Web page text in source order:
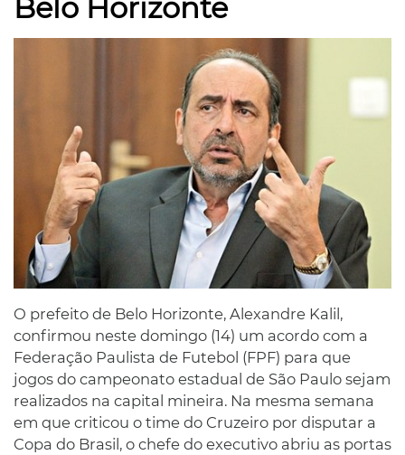
Belo Horizonte
O prefeito de Belo Horizonte, Alexandre Kalil,
confirmou neste domingo (14) um acordo com a
Federação Paulista de Futebol (FPF) para que
jogos do campeonato estadual de São Paulo sejam
realizados na capital mineira. Na mesma semana
em que criticou o time do Cruzeiro por disputar a
Copa do Brasil, o chefe do executivo abriu as portas